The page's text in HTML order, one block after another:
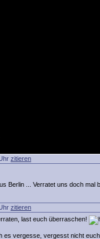
zitieren
Berlin ... Verratet uns doch mal
zitieren
last euch überraschen!
es vergesse, vergesst nicht